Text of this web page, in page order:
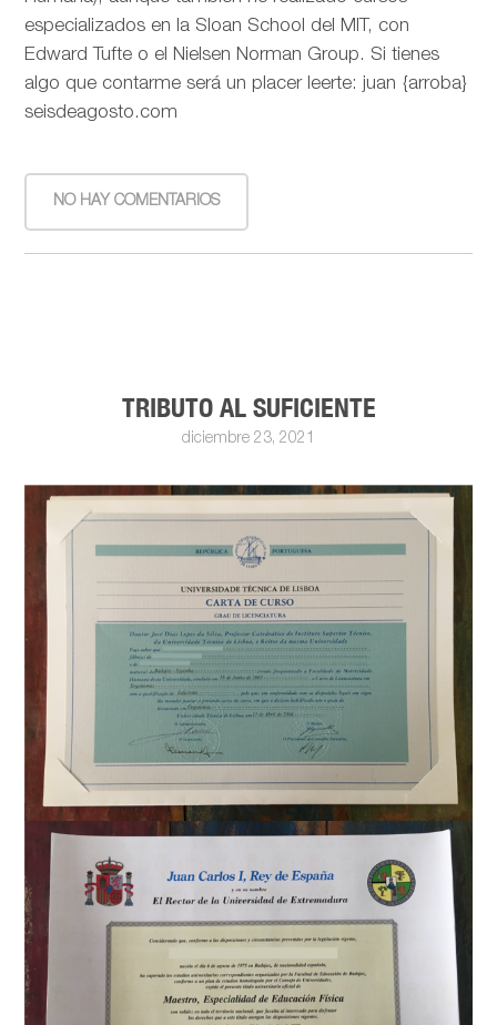
especializados en la Sloan School del MIT, con
Edward Tufte o el Nielsen Norman Group. Si tienes
algo que contarme será un placer leerte: juan {arroba}
seisdeagosto.com
NO HAY COMENTARIOS
TRIBUTO AL SUFICIENTE
diciembre 23, 2021